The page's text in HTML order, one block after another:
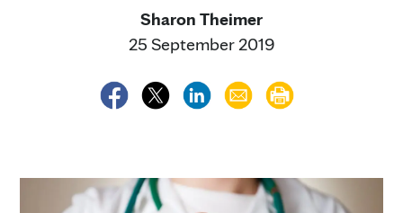
Sharon Theimer
25 September 2019